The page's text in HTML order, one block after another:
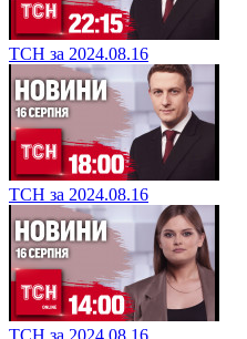
ТСН за 2024.08.16
ТСН за 2024.08.16
ТСН за 2024.08.16